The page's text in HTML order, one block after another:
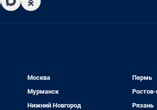
Москва
Мурманск
Нижний Новгород
Пермь
Рязань